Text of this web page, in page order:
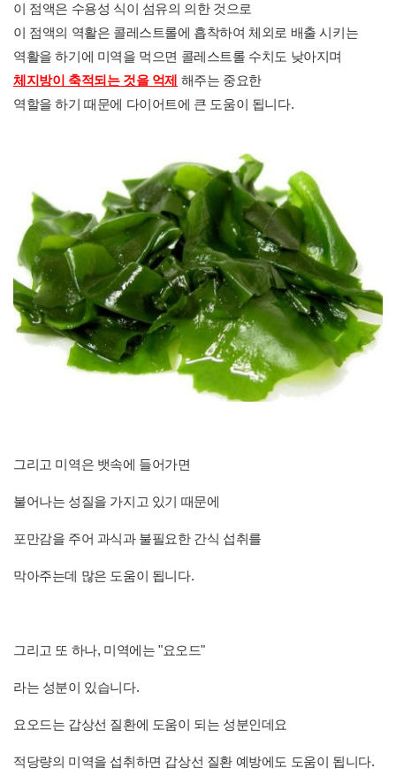
이 점액은 수용성 식이 섬유의 의한 것으로
이 점액의 역활은 콜레스트롤에 흡착하여 체외로 배출 시키는
역활을 하기에 미역을 먹으면 콜레스트롤 수치도 낮아지며
체지방이 축적되는 것을 억제
해주는 중요한
역할을 하기 때문에 다이어트에 큰 도움이 됩니다.
그리고 미역은 뱃속에 들어가면
불어나는 성질을 가지고 있기 때문에
포만감을 주어 과식과 불필요한 간식 섭취를
막아주는데 많은 도움이 됩니다.
그리고 또 하나, 미역에는 "요오드"
라는 성분이 있습니다.
요오드는 갑상선 질환에 도움이 되는 성분인데요
적당량의 미역을 섭취하면 갑상선 질환 예방에도 도움이 됩니다.